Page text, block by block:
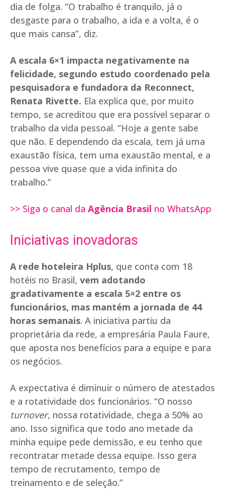
dia de folga. “O trabalho é tranquilo, já o
desgaste para o trabalho, a ida e a volta, é o
que mais cansa”, diz.
A escala 6×1 impacta negativamente na
felicidade, segundo estudo coordenado pela
pesquisadora e fundadora da Reconnect,
Renata Rivette. Ela explica que, por muito
tempo, se acreditou que era possível separar o
trabalho da vida pessoal. “Hoje a gente sabe
que não. E dependendo da escala, tem já uma
exaustão física, tem uma exaustão mental, e a
pessoa vive quase que a vida infinita do
trabalho.”
>> Siga o canal da Agência Brasil no WhatsApp
Iniciativas inovadoras
A rede hoteleira Hplus, que conta com 18
hotéis no Brasil, vem adotando
gradativamente a escala 5×2 entre os
funcionários, mas mantém a jornada de 44
horas semanais. A iniciativa partiu da
proprietária da rede, a empresária Paula Faure,
que aposta nos benefícios para a equipe e para
os negócios.
A expectativa é diminuir o número de atestados
e a rotatividade dos funcionários. “O nosso
turnover, nossa rotatividade, chega a 50% ao
ano. Isso significa que todo ano metade da
minha equipe pede demissão, e eu tenho que
recontratar metade dessa equipe. Isso gera
tempo de recrutamento, tempo de
treinamento e de seleção.”